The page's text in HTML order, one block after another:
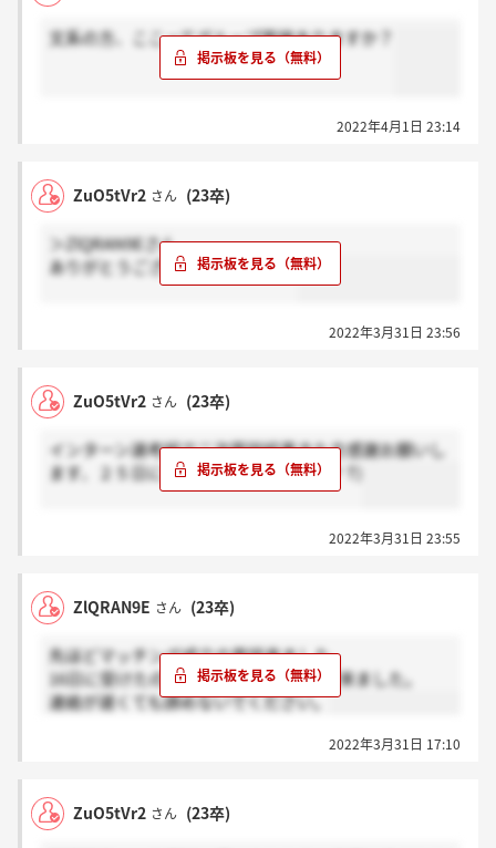
文系の方、ここってグループ面接ありますか？
2022年4月1日 23:14
ZuO5tVr2 さん (23卒)
＞ZlQRAN9Eさん
ありがとうございます（；＿；）
2022年3月31日 23:56
ZuO5tVr2 さん (23卒)
インターン選考組で二次面談結果きた方感謝お願いし
ます、２５日にしましたがまだです(T ^ T)
2022年3月31日 23:55
ZlQRAN9E さん (23卒)
先ほどマッチング成立の電話来ました。
16日に受けたので2週間越えてましたが来ました。
連絡が遅くても諦めないでください。
2022年3月31日 17:10
ZuO5tVr2 さん (23卒)